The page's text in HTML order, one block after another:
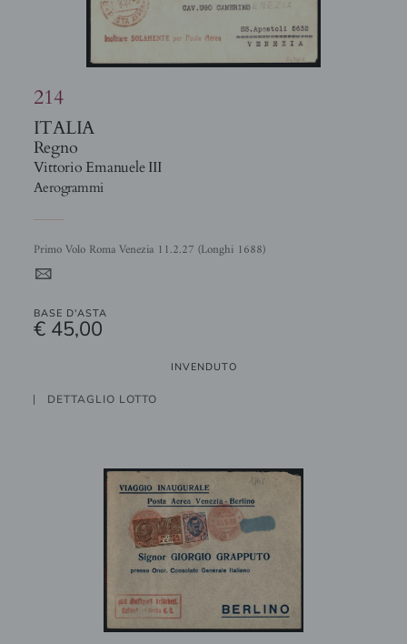
214
ITALIA
Regno
Vittorio Emanuele III
Aerogrammi
Primo Volo Roma Venezia 11.2.27 (Longhi 1688)
4
BASE D'ASTA
€ 45,00
INVENDUTO
DETTAGLIO LOTTO